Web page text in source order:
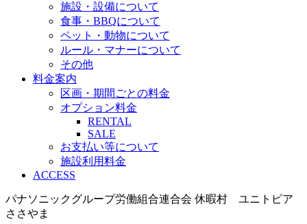
施設・設備について
食事・BBQについて
ペット・動物について
ルール・マナーについて
その他
料金案内
区画・期間ごとの料金
オプション料金
RENTAL
SALE
お支払い等について
施設利用料金
ACCESS
パナソニックグループ労働組合連合会 休暇村 ユニトピア
ささやま